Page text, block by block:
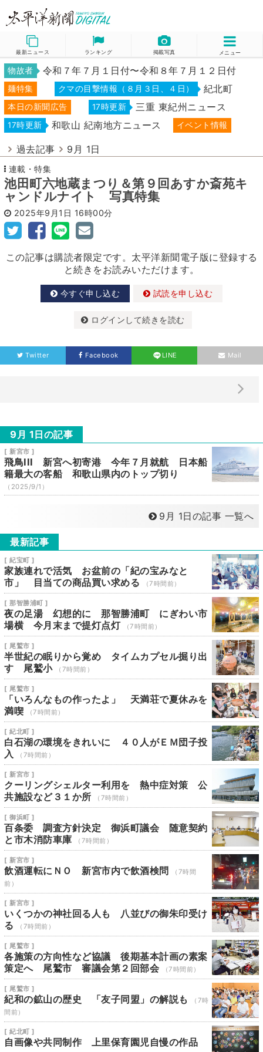
最新ニュース ランキング 掲載写真 メニュー
物故者 令和７年７月１日付〜令和８年７月１２日付
麺特集 クマの目撃情報（８月３日、４日） 紀北町
本日の新聞広告 17時更新 三重 東紀州ニュース
17時更新 和歌山 紀南地方ニュース イベント情報
過去記事 9月 1日
連載・特集
池田町六地蔵まつり＆第９回あすか斎苑キ
ャンドルナイト 写真特集
2025年9月1日 16時00分
この記事は購読者限定です。太平洋新聞電子版に登録する
と続きをお読みいただけます。
今すぐ申し込む 試読を申し込む
ログインして続きを読む
Twitter Facebook LINE Mail
9月 1日の記事
[ 新宮市 ]
飛鳥III 新宮へ初寄港 今年７月就航 日本船
籍最大の客船 和歌山県内のトップ切り
（2025/9/1）
9月 1日の記事 一覧へ
最新記事
[ 紀宝町 ]
家族連れで活気 お盆前の「紀の宝みなと
市」 目当ての商品買い求める
（7時間前）
[ 那智勝浦町 ]
夜の足湯 幻想的に 那智勝浦町 にぎわい市
場横 今月末まで提灯点灯
（7時間前）
[ 尾鷲市 ]
半世紀の眠りから覚め タイムカプセル掘り出
す 尾鷲小
（7時間前）
[ 尾鷲市 ]
「いろんなもの作ったよ」 天満荘で夏休みを
満喫
（7時間前）
[ 紀北町 ]
白石湖の環境をきれいに ４０人がＥＭ団子投
入
（7時間前）
[ 新宮市 ]
クーリングシェルター利用を 熱中症対策 公
共施設など３１か所
（7時間前）
[ 御浜町 ]
百条委 調査方針決定 御浜町議会 随意契約
と市木消防車庫
（7時間前）
[ 新宮市 ]
飲酒運転にＮＯ 新宮市内で飲酒検問
（7時間
前）
[ 新宮市 ]
いくつかの神社回る人も 八並びの御朱印受け
る
（7時間前）
[ 尾鷲市 ]
各施策の方向性など協議 後期基本計画の素案
策定へ 尾鷲市 審議会第２回部会
（7時間前）
[ 尾鷲市 ]
紀和の鉱山の歴史 「友子同盟」の解説も
（7時
間前）
[ 紀北町 ]
自画像や共同制作 上里保育園児自慢の作品